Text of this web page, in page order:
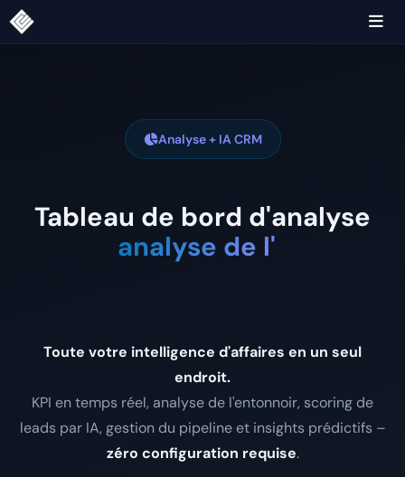
Analyse + IA CRM
Tableau de bord d'analyse
analyse de l'entonnoir
Toute votre intelligence d'affaires en un seul
endroit.
KPI en temps réel, analyse de l'entonnoir, scoring de
leads par IA, gestion du pipeline et insights prédictifs –
zéro configuration requise.